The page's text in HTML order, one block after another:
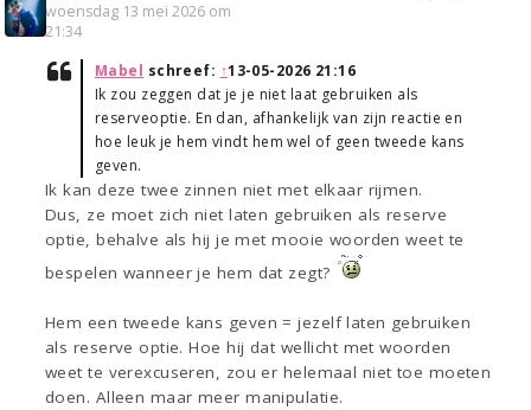
woensdag 13 mei 2026 om
21:34
Mabel schreef: ↑13-05-2026 21:16
Ik zou zeggen dat je je niet laat gebruiken als
reserveoptie. En dan, afhankelijk van zijn reactie en
hoe leuk je hem vindt hem wel of geen tweede kans
geven.
Ik kan deze twee zinnen niet met elkaar rijmen.
Dus, ze moet zich niet laten gebruiken als reserve
optie, behalve als hij je met mooie woorden weet te
bespelen wanneer je hem dat zegt?
Hem een tweede kans geven = jezelf laten gebruiken
als reserve optie. Hoe hij dat wellicht met woorden
weet te verexcuseren, zou er helemaal niet toe moeten
doen. Alleen maar meer manipulatie.